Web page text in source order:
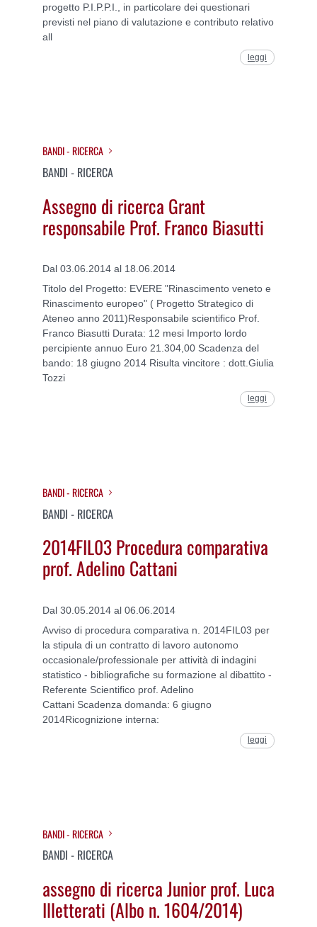
progetto P.I.P.P.I., in particolare dei questionari
previsti nel piano di valutazione e contributo relativo
all
leggi
BANDI - RICERCA
BANDI - RICERCA
Assegno di ricerca Grant
responsabile Prof. Franco Biasutti
Dal 03.06.2014 al 18.06.2014
Titolo del Progetto: EVERE "Rinascimento veneto e
Rinascimento europeo" ( Progetto Strategico di
Ateneo anno 2011)Responsabile scientifico Prof.
Franco Biasutti Durata: 12 mesi Importo lordo
percipiente annuo Euro 21.304,00 Scadenza del
bando: 18 giugno 2014 Risulta vincitore : dott.Giulia
Tozzi
leggi
BANDI - RICERCA
BANDI - RICERCA
2014FIL03 Procedura comparativa
prof. Adelino Cattani
Dal 30.05.2014 al 06.06.2014
Avviso di procedura comparativa n. 2014FIL03 per
la stipula di un contratto di lavoro autonomo
occasionale/professionale per attività di indagini
statistico - bibliografiche su formazione al dibattito -
Referente Scientifico prof. Adelino
Cattani Scadenza domanda: 6 giugno
2014Ricognizione interna:
leggi
BANDI - RICERCA
BANDI - RICERCA
assegno di ricerca Junior prof. Luca
Illetterati (Albo n. 1604/2014)